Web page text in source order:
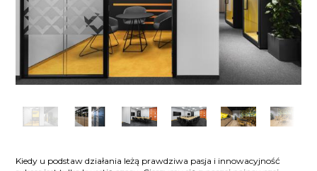
Kiedy u podstaw działania leżą prawdziwa pasja i innowacyjność